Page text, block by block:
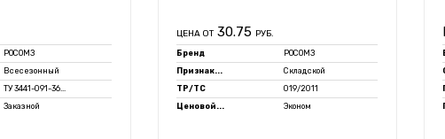
РОСОМЗ
Всесезонный
ТУ 3441-091-36...
Заказной
ЦЕНА ОТ30.75 РУБ.
Бренд
РОСОМЗ
Признак...
Складской
ТР/ТС
019/2011
Ценовой...
Эконом